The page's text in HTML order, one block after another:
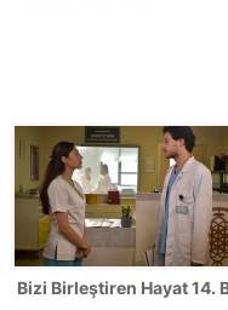
Bizi Birleştiren Hayat 14.